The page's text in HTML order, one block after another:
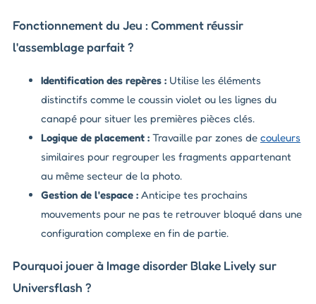
Fonctionnement du Jeu : Comment réussir
l'assemblage parfait ?
Identification des repères : Utilise les éléments
distinctifs comme le coussin violet ou les lignes du
canapé pour situer les premières pièces clés.
Logique de placement : Travaille par zones de couleurs
similaires pour regrouper les fragments appartenant
au même secteur de la photo.
Gestion de l'espace : Anticipe tes prochains
mouvements pour ne pas te retrouver bloqué dans une
configuration complexe en fin de partie.
Pourquoi jouer à Image disorder Blake Lively sur
Universflash ?